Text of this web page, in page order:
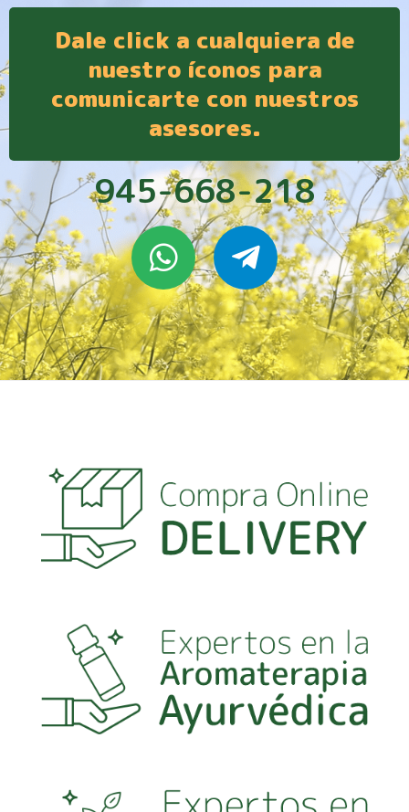
Dale click a cualquiera de
nuestro íconos para
comunicarte con nuestros
asesores.
945-668-218